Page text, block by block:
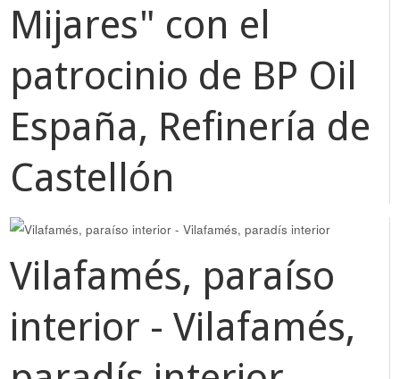
Mijares" con el
patrocinio de BP Oil
España, Refinería de
Castellón
Vilafamés, paraíso
interior - Vilafamés,